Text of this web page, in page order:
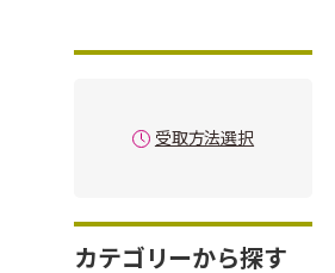
受取方法選択
カテゴリーから探す